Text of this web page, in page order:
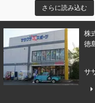
さらに読み込む
株
徳
サ